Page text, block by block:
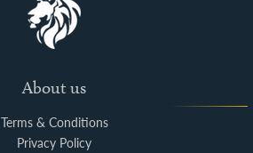
About us
Terms & Conditions
Privacy Policy